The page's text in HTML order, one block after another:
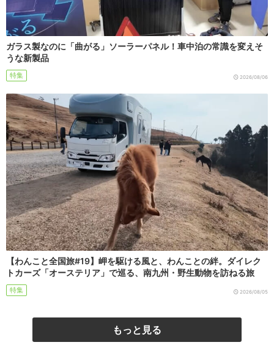
ガラス製なのに「曲がる」ソーラーパネル！車中泊の常識を変えそ
うな新製品
特集 2026/08/06
【わんこと全国旅#19】岬を駆ける風と、わんことの絆。ダイレク
トカーズ「オーステリア」で巡る、南九州・野生動物を訪ねる旅
特集 2026/08/05
もっと見る